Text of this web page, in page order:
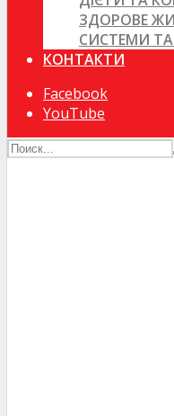
ЗДОРОВЕ
СИСТЕМИ
КОНТАКТИ
Facebook
YouTube